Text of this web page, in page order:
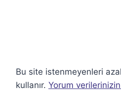
Bu site istenmeyenleri
kullanır. Yorum